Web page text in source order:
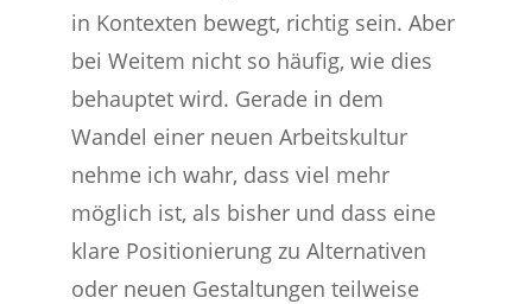
in Kontexten bewegt, richtig sein. Aber
bei Weitem nicht so häufig, wie dies
behauptet wird. Gerade in dem
Wandel einer neuen Arbeitskultur
nehme ich wahr, dass viel mehr
möglich ist, als bisher und dass eine
klare Positionierung zu Alternativen
oder neuen Gestaltungen teilweise